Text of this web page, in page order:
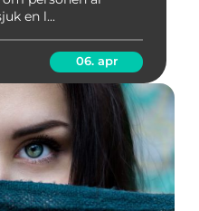
en l...
06. apr